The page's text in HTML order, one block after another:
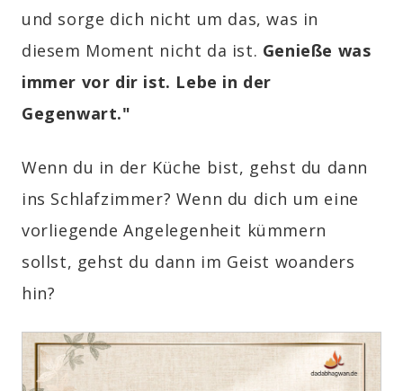
und sorge dich nicht um das, was in
diesem Moment nicht da ist. Genieße was
immer vor dir ist. Lebe in der
Gegenwart."
Wenn du in der Küche bist, gehst du dann
ins Schlafzimmer? Wenn du dich um eine
vorliegende Angelegenheit kümmern
sollst, gehst du dann im Geist woanders
hin?